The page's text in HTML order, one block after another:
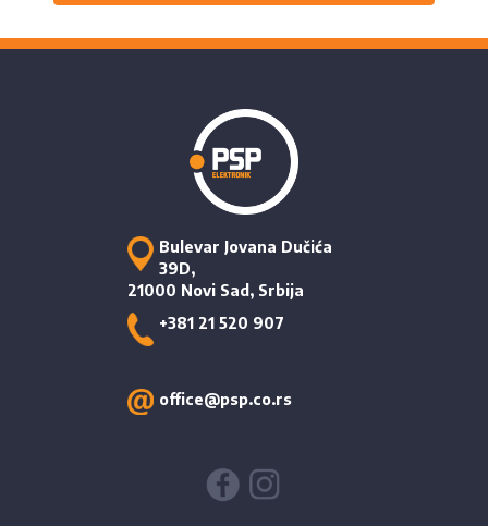
Bulevar Jovana Dučića
39D,
21000 Novi Sad, Srbija
+381 21 520 907
office@psp.co.rs